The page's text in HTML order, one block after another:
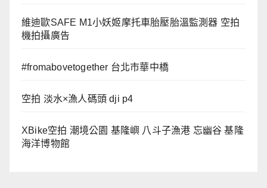
維迪歐SAFE M1小妖姬摩托車胎壓胎溫監測器 空拍
機拍攝廣告
#fromabovetogether 台北市華中橋
空拍 淡水×漁人碼頭 dji p4
XBike空拍 潮境公園 基隆嶼 八斗子漁港 忘幽谷 基隆
海洋博物館